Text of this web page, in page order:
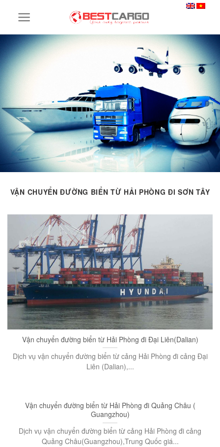
VẬN CHUYỂN ĐƯỜNG BIỂN TỪ HẢI PHÒNG ĐI SƠN TÂY
Vận chuyển đường biển từ Hải Phòng đi Đại Liên(Dalian)
Dịch vụ vận chuyển đường biển từ cảng Hải Phòng đi cảng Đại
Liên (Dalian),...
Vận chuyển đường biển từ Hải Phòng đi Quảng Châu (
Guangzhou)
Dịch vụ vận chuyển đường biển từ cảng Hải Phòng đi cảng
Quảng Châu(Guangzhou),Trung Quốc giá...